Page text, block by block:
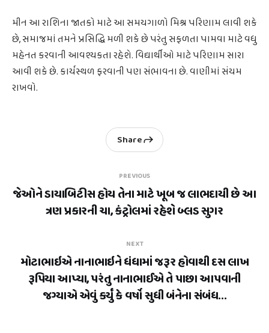
મીન આ રાશિના જાતકો માટે આ સમયગાળો મિશ્ર પરિણામ લાવી શકે
છે, સમાજમાં તમને પ્રસિદ્ધિ મળી શકે છે પરંતુ સફળતા પામવા માટે વધુ
મહેનત કરવાની આવશ્યકતા રહેશે. વિદ્યાર્થીઓ માટે પરિણામ સારા
આવી શકે છે. કાર્યસ્થળ ફરવાની પણ સંભાવના છે. વાણીમાં સંયમ
રાખવો.
PREVIOUS
જેઓને ડાયાબિટીસ હોય તેના માટે ખૂબ જ લાભદાયી છે આ
ત્રણ પ્રકારની ચા, કંટ્રોલમાં રહેશે બ્લડ સુગર
Share
NEXT
મોટાભાઇએ નાનાભાઇને ધંધામાં જરૂર હોવાથી દસ લાખ
રૂપિયા આપ્યા, પરંતુ નાનાભાઈએ તે પાછા આપવાની
જગ્યાએ એવું કર્યું કે વર્ષો સુધી બંનેના સંબંધ...